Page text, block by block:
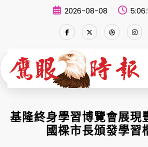
2026-08-08
基隆終身學習博覽會展現
國樑市長頒發學習